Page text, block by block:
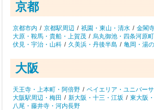
京都
京都市内 / 京都駅周辺 / 祇園・東山・清水 / 金閣
大原・鞍馬・貴船・上賀茂 / 烏丸御池・四条河原町
伏見・宇治・山科 / 久美浜・丹後半島 / 亀岡・湯
大阪
天王寺・上本町・阿倍野 / ベイエリア・ユニバー
大阪駅周辺・梅田 / 新大阪・十三・江坂 / 東大阪
八尾・藤井寺・河内長野